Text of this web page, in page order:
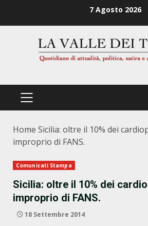
7 Agosto 2026
PRIMÄRES
Home Sicilia: oltre il 10% dei
improprio di FANS.
Comunicati Stampa
Sicilia: oltre il 10% dei
improprio di FANS.
18 Settembre 2014